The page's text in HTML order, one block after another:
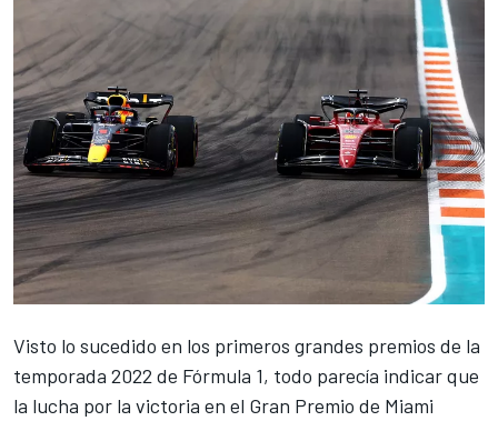
Visto lo sucedido en los primeros grandes premios de la
temporada 2022 de Fórmula 1, todo parecía indicar que
la lucha por la victoria en el Gran Premio de Miami